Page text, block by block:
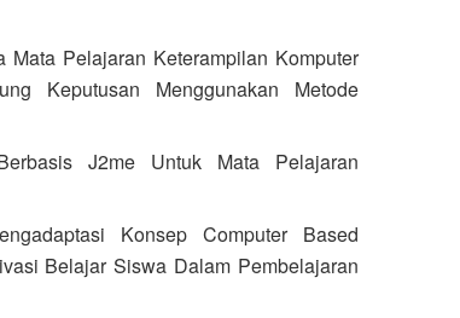
Mata Pelajaran Keterampilan Komputer
Keputusan Menggunakan Metode
J2me Untuk Mata Pelajaran
Konsep Computer Based
Belajar Siswa Dalam Pembelajaran